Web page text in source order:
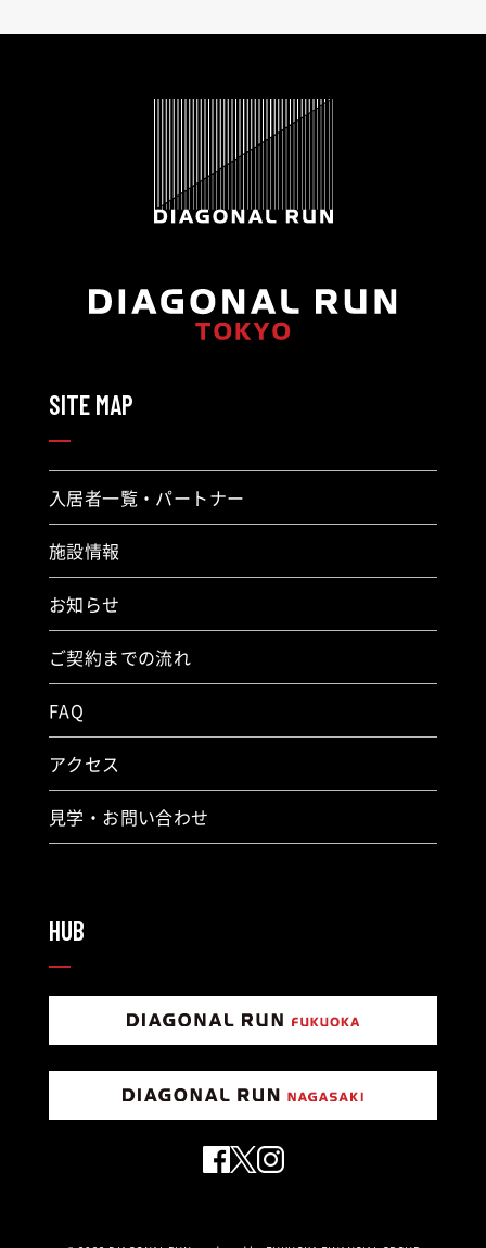
SITE MAP
入居者一覧・パートナー
ご契約までの流れ
アクセス
施設情報
FAQ
見学・お問い合わせ
お知らせ
HUB